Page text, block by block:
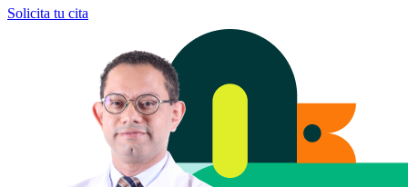
Solicita tu cita